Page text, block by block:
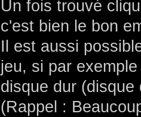
Un fois trouvé
c'est bien le bon
Il est aussi
jeu, si par
disque dur
(Rappel :